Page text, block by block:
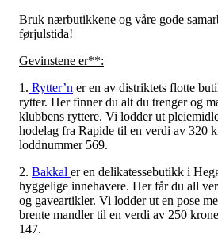
Bruk nærbutikkene og våre gode
førjulstida!
Gevinstene er**:
1. Rytter’n er en av distriktets flotte
rytter. Her finner du alt du trenger og
klubbens ryttere. Vi lodder ut
hodelag fra Rapide til en verdi av 320
loddnummer 569.
2. Bakkal er en delikatessebutikk i
hyggelige innehavere. Her får du all
og gaveartikler. Vi lodder ut en pose
brente mandler til en verdi av 250
147.